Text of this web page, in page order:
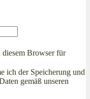
Browser für
ich der Speicherung und
gemäß unseren